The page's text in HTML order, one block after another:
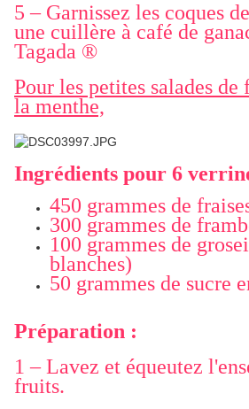
5 – Garnissez les coques
une cuillère à café de
Tagada ®
Pour les petites salades de
la menthe,
Ingrédients pour 6
450 grammes de
300 grammes de
100 grammes de
blanches)
50 grammes de sucre
Préparation :
1 – Lavez et équeutez
fruits.